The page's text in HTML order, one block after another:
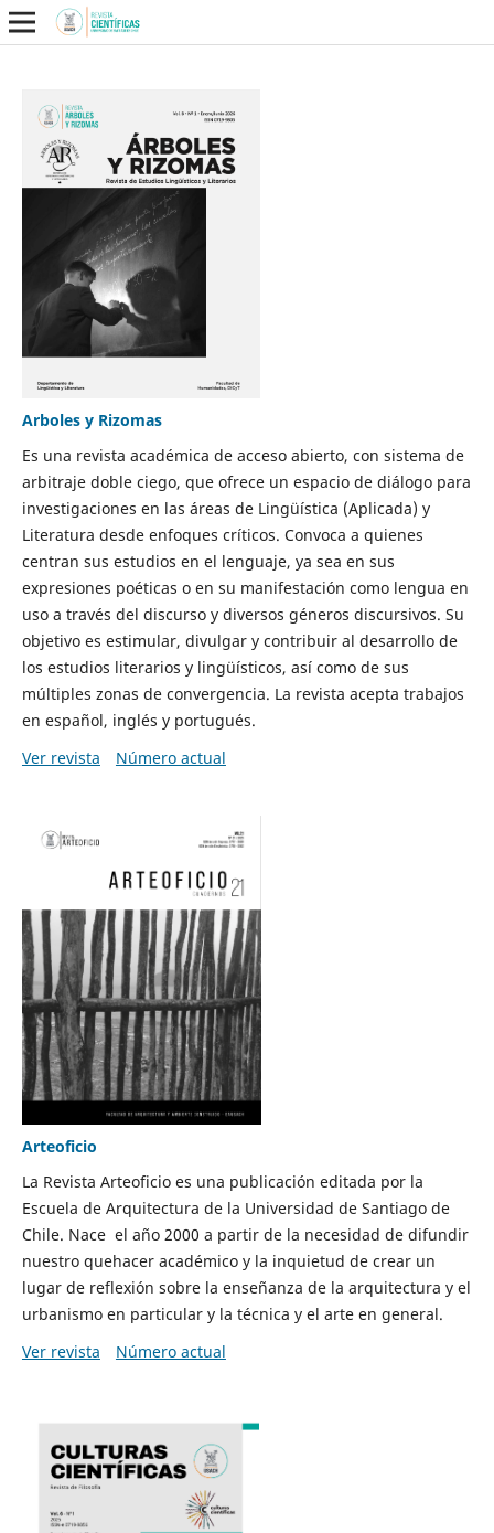
Arboles y Rizomas
Es una revista académica de acceso abierto, con sistema de
arbitraje doble ciego, que ofrece un espacio de diálogo para
investigaciones en las áreas de Lingüística (Aplicada) y
Literatura desde enfoques críticos. Convoca a quienes
centran sus estudios en el lenguaje, ya sea en sus
expresiones poéticas o en su manifestación como lengua en
uso a través del discurso y diversos géneros discursivos. Su
objetivo es estimular, divulgar y contribuir al desarrollo de
los estudios literarios y lingüísticos, así como de sus
múltiples zonas de convergencia. La revista acepta trabajos
en español, inglés y portugués.
Ver revista
Número actual
Arteoficio
La Revista Arteoficio es una publicación editada por la
Escuela de Arquitectura de la Universidad de Santiago de
Chile. Nace el año 2000 a partir de la necesidad de difundir
nuestro quehacer académico y la inquietud de crear un
lugar de reflexión sobre la enseñanza de la arquitectura y el
urbanismo en particular y la técnica y el arte en general.
Ver revista
Número actual